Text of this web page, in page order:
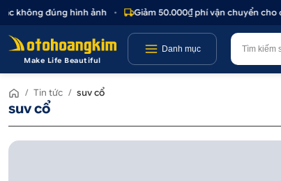
không đúng hình ảnh Giảm 50.000₫ phí vận chuyển cho
Make Life Beautiful
Danh mục
/ Tin tức / suv cổ
suv cổ